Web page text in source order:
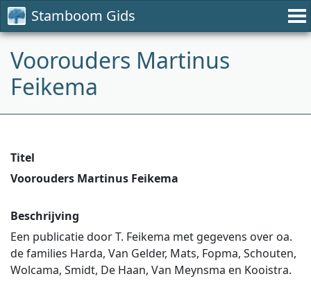
Stamboom Gids
Voorouders Martinus
Feikema
Titel
Voorouders Martinus Feikema
Beschrijving
Een publicatie door T. Feikema met gegevens over oa.
de families Harda, Van Gelder, Mats, Fopma, Schouten,
Wolcama, Smidt, De Haan, Van Meynsma en Kooistra.